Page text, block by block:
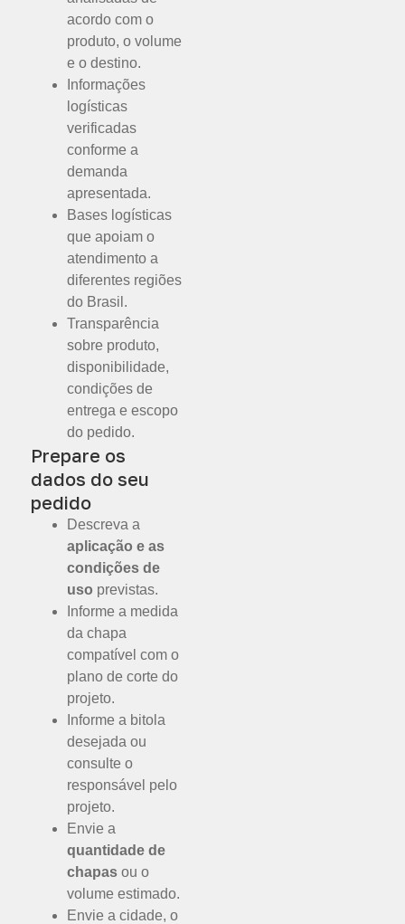
acordo com o
produto, o volume
e o destino.
Informações
logísticas
verificadas
conforme a
demanda
apresentada.
Bases logísticas
que apoiam o
atendimento a
diferentes regiões
do Brasil.
Transparência
sobre produto,
disponibilidade,
condições de
entrega e escopo
do pedido.
Prepare os
dados do seu
pedido
Descreva a
aplicação e as
condições de
uso previstas.
Informe a medida
da chapa
compatível com o
plano de corte do
projeto.
Informe a bitola
desejada ou
consulte o
responsável pelo
projeto.
Envie a
quantidade de
chapas ou o
volume estimado.
Envie a cidade, o